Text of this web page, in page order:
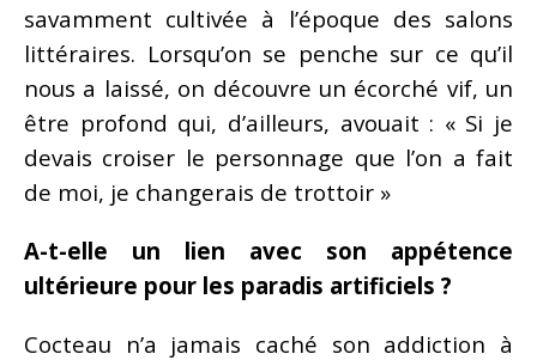
savamment cultivée à l’époque des salons
littéraires. Lorsqu’on se penche sur ce qu’il
nous a laissé, on découvre un écorché vif, un
être profond qui, d’ailleurs, avouait : « Si je
devais croiser le personnage que l’on a fait
de moi, je changerais de trottoir »
A-t-elle un lien avec son appétence
ultérieure pour les paradis artificiels ?
Cocteau n’a jamais caché son addiction à